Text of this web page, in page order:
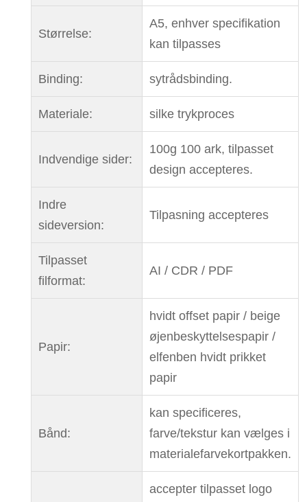
Størrelse:
A5, enhver specifikation
kan tilpasses
Binding: sytrådsbinding.
Materiale: silke trykproces
Indvendige sider:
100g 100 ark, tilpasset
design accepteres.
Indre
sideversion:
Tilpasning accepteres
Tilpasset
filformat:
AI / CDR / PDF
Papir:
hvidt offset papir / beige
øjenbeskyttelsespapir /
elfenben hvidt prikket
papir
Bånd:
kan specificeres,
farve/tekstur kan vælges i
materialefarvekortpakken.
accepter tilpasset logo